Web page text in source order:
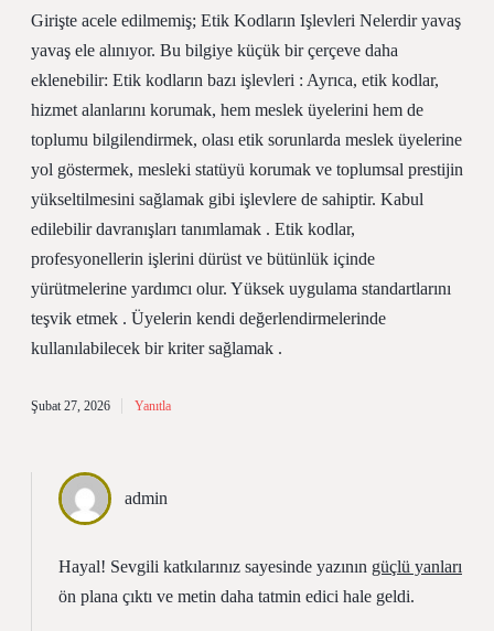
Girişte acele edilmemiş; Etik Kodların Işlevleri Nelerdir yavaş
yavaş ele alınıyor. Bu bilgiye küçük bir çerçeve daha
eklenebilir: Etik kodların bazı işlevleri : Ayrıca, etik kodlar,
hizmet alanlarını korumak, hem meslek üyelerini hem de
toplumu bilgilendirmek, olası etik sorunlarda meslek üyelerine
yol göstermek, mesleki statüyü korumak ve toplumsal prestijin
yükseltilmesini sağlamak gibi işlevlere de sahiptir. Kabul
edilebilir davranışları tanımlamak . Etik kodlar,
profesyonellerin işlerini dürüst ve bütünlük içinde
yürütmelerine yardımcı olur. Yüksek uygulama standartlarını
teşvik etmek . Üyelerin kendi değerlendirmelerinde
kullanılabilecek bir kriter sağlamak .
Şubat 27, 2026 Yanıtla
admin
Hayal! Sevgili katkılarınız sayesinde yazının güçlü yanları
ön plana çıktı ve metin daha tatmin edici hale geldi.